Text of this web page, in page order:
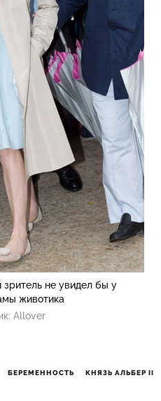
не увидел бы у
животика
Allover
БЕРЕМЕННОСТЬ КНЯЗЬ АЛЬБЕР II